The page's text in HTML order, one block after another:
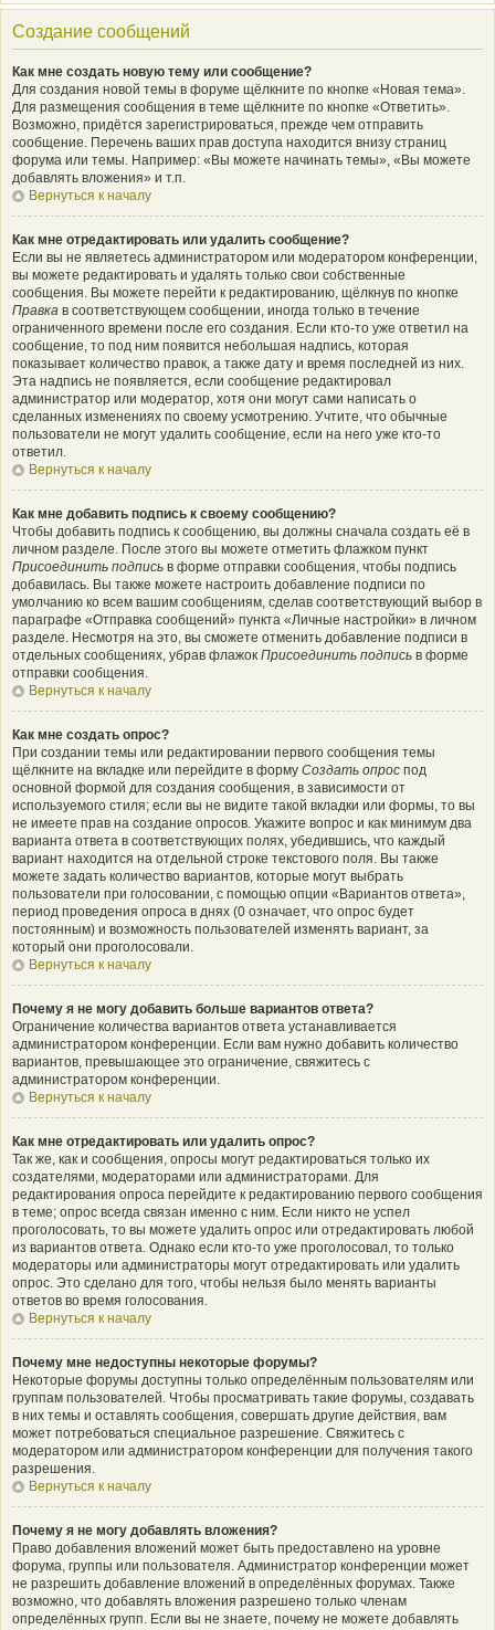
Создание сообщений
Как мне создать новую тему или сообщение?
Для создания новой темы в форуме щёлкните по кнопке «Новая тема».
Для размещения сообщения в теме щёлкните по кнопке «Ответить».
Возможно, придётся зарегистрироваться, прежде чем отправить
сообщение. Перечень ваших прав доступа находится внизу страниц
форума или темы. Например: «Вы можете начинать темы», «Вы можете
добавлять вложения» и т.п.
Вернуться к началу
Как мне отредактировать или удалить сообщение?
Если вы не являетесь администратором или модератором конференции,
вы можете редактировать и удалять только свои собственные
сообщения. Вы можете перейти к редактированию, щёлкнув по кнопке
Правка в соответствующем сообщении, иногда только в течение
ограниченного времени после его создания. Если кто-то уже ответил на
сообщение, то под ним появится небольшая надпись, которая
показывает количество правок, а также дату и время последней из них.
Эта надпись не появляется, если сообщение редактировал
администратор или модератор, хотя они могут сами написать о
сделанных изменениях по своему усмотрению. Учтите, что обычные
пользователи не могут удалить сообщение, если на него уже кто-то
ответил.
Вернуться к началу
Как мне добавить подпись к своему сообщению?
Чтобы добавить подпись к сообщению, вы должны сначала создать её в
личном разделе. После этого вы можете отметить флажком пункт
Присоединить подпись в форме отправки сообщения, чтобы подпись
добавилась. Вы также можете настроить добавление подписи по
умолчанию ко всем вашим сообщениям, сделав соответствующий выбор в
параграфе «Отправка сообщений» пункта «Личные настройки» в личном
разделе. Несмотря на это, вы сможете отменить добавление подписи в
отдельных сообщениях, убрав флажок Присоединить подпись в форме
отправки сообщения.
Вернуться к началу
Как мне создать опрос?
При создании темы или редактировании первого сообщения темы
щёлкните на вкладке или перейдите в форму Создать опрос под
основной формой для создания сообщения, в зависимости от
используемого стиля; если вы не видите такой вкладки или формы, то вы
не имеете прав на создание опросов. Укажите вопрос и как минимум два
варианта ответа в соответствующих полях, убедившись, что каждый
вариант находится на отдельной строке текстового поля. Вы также
можете задать количество вариантов, которые могут выбрать
пользователи при голосовании, с помощью опции «Вариантов ответа»,
период проведения опроса в днях (0 означает, что опрос будет
постоянным) и возможность пользователей изменять вариант, за
который они проголосовали.
Вернуться к началу
Почему я не могу добавить больше вариантов ответа?
Ограничение количества вариантов ответа устанавливается
администратором конференции. Если вам нужно добавить количество
вариантов, превышающее это ограничение, свяжитесь с
администратором конференции.
Вернуться к началу
Как мне отредактировать или удалить опрос?
Так же, как и сообщения, опросы могут редактироваться только их
создателями, модераторами или администраторами. Для
редактирования опроса перейдите к редактированию первого сообщения
в теме; опрос всегда связан именно с ним. Если никто не успел
проголосовать, то вы можете удалить опрос или отредактировать любой
из вариантов ответа. Однако если кто-то уже проголосовал, то только
модераторы или администраторы могут отредактировать или удалить
опрос. Это сделано для того, чтобы нельзя было менять варианты
ответов во время голосования.
Вернуться к началу
Почему мне недоступны некоторые форумы?
Некоторые форумы доступны только определённым пользователям или
группам пользователей. Чтобы просматривать такие форумы, создавать
в них темы и оставлять сообщения, совершать другие действия, вам
может потребоваться специальное разрешение. Свяжитесь с
модератором или администратором конференции для получения такого
разрешения.
Вернуться к началу
Почему я не могу добавлять вложения?
Право добавления вложений может быть предоставлено на уровне
форума, группы или пользователя. Администратор конференции может
не разрешить добавление вложений в определённых форумах. Также
возможно, что добавлять вложения разрешено только членам
определённых групп. Если вы не знаете, почему не можете добавлять